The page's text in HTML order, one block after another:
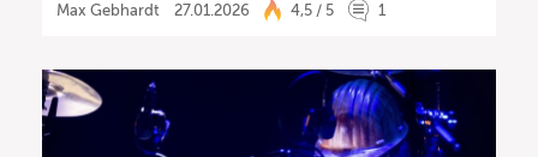
Max Gebhardt 27.01.2026 4,5 / 5 1